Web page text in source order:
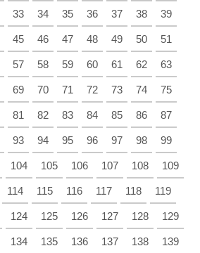
33 34 35 36 37 38 39
45 46 47 48 49 50 51
57 58 59 60 61 62 63
69 70 71 72 73 74 75
81 82 83 84 85 86 87
93 94 95 96 97 98 99
104 105 106 107 108 109
114 115 116 117 118 119
124 125 126 127 128 129
134 135 136 137 138 139